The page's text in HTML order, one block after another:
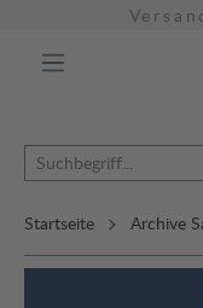
Startseite Archive